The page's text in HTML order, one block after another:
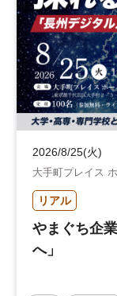
2026/8/25(火)
大手町プレイス
リアル
やまぐち企
へ」